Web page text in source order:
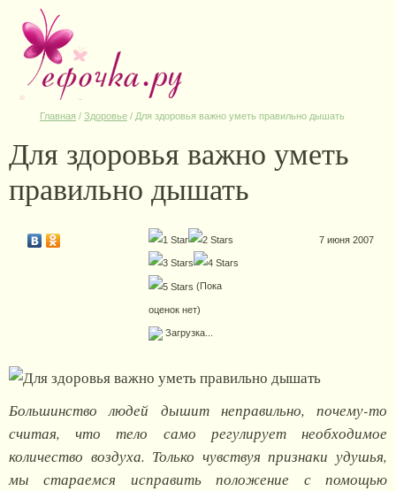
Главная / Здоровье / Для здоровья важно уметь правильно дышать
Для здоровья важно уметь
правильно дышать
(Пока
оценок нет)
Загрузка...
7 июня 2007
Большинство людей дышит неправильно, почему-то
считая, что тело само регулирует необходимое
количество воздуха. Только чувствуя признаки удушья,
мы стараемся исправить положение с помощью